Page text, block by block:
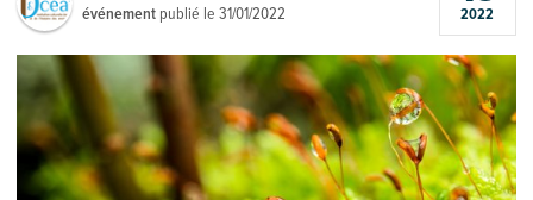
événement publié le31/01/2022 2022